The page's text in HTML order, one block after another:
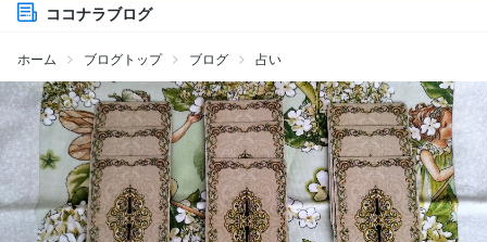
ココナラブログ
ホーム ブログトップ ブログ 占い